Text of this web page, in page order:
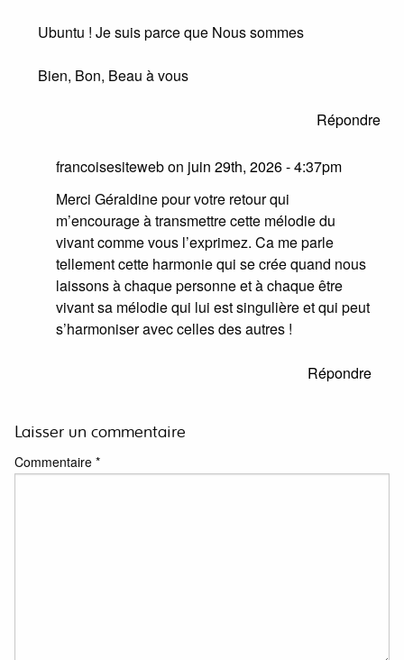
Ubuntu ! Je suis parce que Nous sommes
Bien, Bon, Beau à vous
Répondre
francoisesiteweb on juin 29th, 2026 - 4:37pm
Merci Géraldine pour votre retour qui
m’encourage à transmettre cette mélodie du
vivant comme vous l’exprimez. Ca me parle
tellement cette harmonie qui se crée quand nous
laissons à chaque personne et à chaque être
vivant sa mélodie qui lui est singulière et qui peut
s’harmoniser avec celles des autres !
Répondre
Laisser un commentaire
Commentaire *